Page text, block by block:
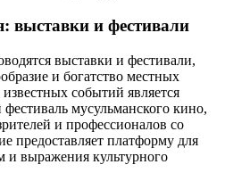
выставки и фестивали
выставки и фестивали,
и богатство местных
событий является
мусульманского кино,
и профессионалов со
предоставляет платформу для
и выражения культурного